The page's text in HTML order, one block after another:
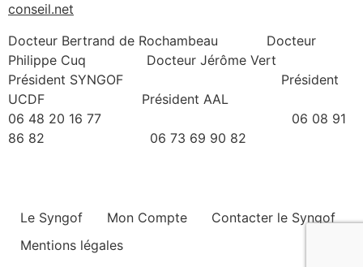
conseil.net
Docteur Bertrand de Rochambeau Docteur
Philippe Cuq Docteur Jérôme Vert
Président SYNGOF Président
UCDF Président AAL
06 48 20 16 77 06 08 91
86 82 06 73 69 90 82
Le Syngof Mon Compte
Contacter le Syngof
Mentions légales